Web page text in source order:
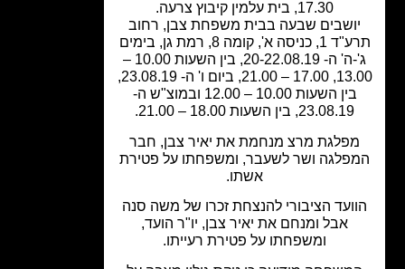
שבעה בבית משפחת צבן, רחוב
תרע"ד 1, כניסה א', קומה 8, רמת גן, בימים
ג'-ה' ה- 20-22.08.19, בין השעות 10.00 –
13.00, 17.00 – 21.00, ביום ו' ה- 23.08.19,
בין השעות 10.00 – 12.00 ובמוצ"ש ה-
23.08.19, בין השעות 18.00 – 21.00.
מרצ מנחמת את יאיר צבן, חבר
ושר לשעבר, ומשפחתו על פטירת
הציבורי להנצחת זכרו של משה סנה
אבל ומנחם את יאיר צבן, יו"ר הועד,
ומשפחתו על פטירת רעייתו.